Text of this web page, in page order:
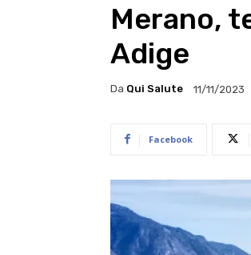
Merano,
Adige
Da Qui Salute 11/11/2023
Facebook